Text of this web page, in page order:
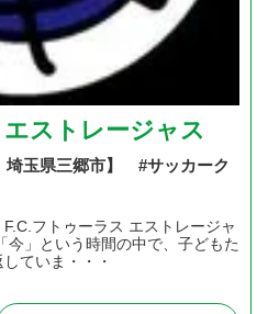
ストレージャス
玉県三郷市】 #サッカーク
F.C.フトゥーラス エストレージャ
今」という時間の中で、子どもた
ていま・・・